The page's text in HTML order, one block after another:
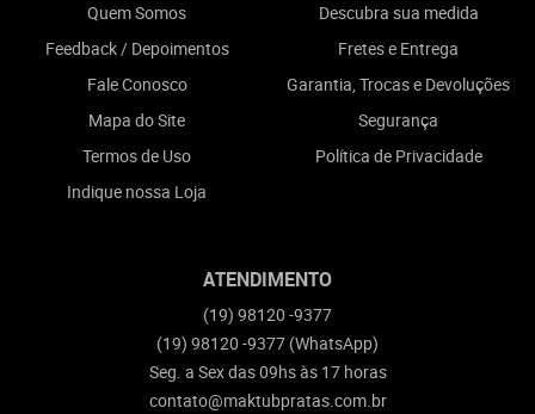
Quem Somos
Feedback / Depoimentos
Fale Conosco
Mapa do Site
Termos de Uso
Indique nossa Loja
Descubra sua medida
Fretes e Entrega
Garantia, Trocas e Devoluções
Segurança
Política de Privacidade
ATENDIMENTO
(19) 98120 -9377
(19) 98120 -9377 (WhatsApp)
Seg. a Sex das 09hs às 17 horas
contato@maktubpratas.com.br